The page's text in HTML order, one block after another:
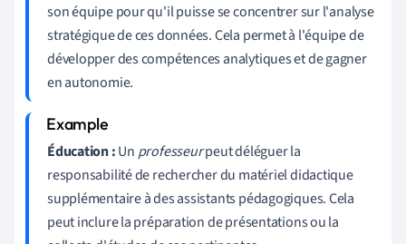
son équipe pour qu'il puisse se concentrer sur l'analyse
stratégique de ces données. Cela permet à l'équipe de
développer des compétences analytiques et de gagner
en autonomie.
Éducation :Un professeurpeut déléguer la
responsabilité de rechercher du matériel didactique
supplémentaire à des assistants pédagogiques. Cela
peut inclure la préparation de présentations ou la